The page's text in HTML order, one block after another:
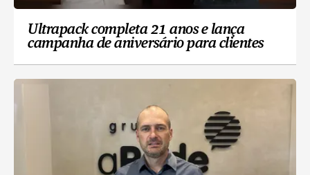
Ultrapack completa 21 anos e lança
campanha de aniversário para clientes